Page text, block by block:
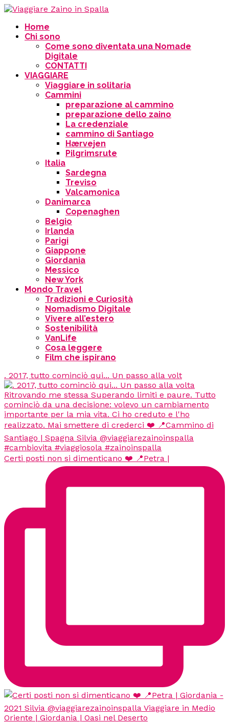
Home
Chi sono
Come sono diventata una Nomade
Digitale
CONTATTI
VIAGGIARE
Viaggiare in solitaria
Cammini
preparazione al cammino
preparazione dello zaino
La credenziale
cammino di Santiago
Hærvejen
Pilgrimsrute
Italia
Sardegna
Treviso
Valcamonica
Danimarca
Copenaghen
Belgio
Irlanda
Parigi
Giappone
Giordania
Messico
New York
Mondo Travel
Tradizioni e Curiosità
Nomadismo Digitale
Vivere all’estero
Sostenibilità
VanLife
Cosa leggere
Film che ispirano
. 2017, tutto cominciò qui... Un passo alla volt
Certi posti non si dimenticano ❤️ 📍Petra |